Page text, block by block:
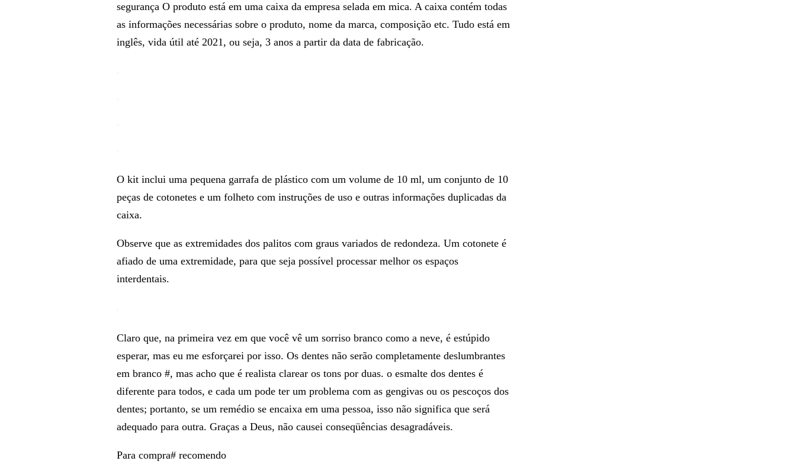
segurança O produto está em uma caixa da empresa selada em mica. A caixa contém todas
as informações necessárias sobre o produto, nome da marca, composição etc. Tudo está em
inglês, vida útil até 2021, ou seja, 3 anos a partir da data de fabricação.
O kit inclui uma pequena garrafa de plástico com um volume de 10 ml, um conjunto de 10
peças de cotonetes e um folheto com instruções de uso e outras informações duplicadas da
caixa.
Observe que as extremidades dos palitos com graus variados de redondeza. Um cotonete é
afiado de uma extremidade, para que seja possível processar melhor os espaços
interdentais.
Claro que, na primeira vez em que você vê um sorriso branco como a neve, é estúpido
esperar, mas eu me esforçarei por isso. Os dentes não serão completamente deslumbrantes
em branco #, mas acho que é realista clarear os tons por duas. o esmalte dos dentes é
diferente para todos, e cada um pode ter um problema com as gengivas ou os pescoços dos
dentes; portanto, se um remédio se encaixa em uma pessoa, isso não significa que será
adequado para outra. Graças a Deus, não causei conseqüências desagradáveis.
Para compra# recomendo